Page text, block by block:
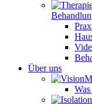
Über uns